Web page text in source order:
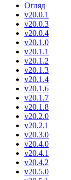
Огляд
v20.0.1
v20.0.3
v20.0.4
v20.1.0
v20.1.1
v20.1.2
v20.1.3
v20.1.4
v20.1.6
v20.1.7
v20.1.8
v20.2.0
v20.2.1
v20.3.0
v20.4.0
v20.4.1
v20.4.2
v20.5.0